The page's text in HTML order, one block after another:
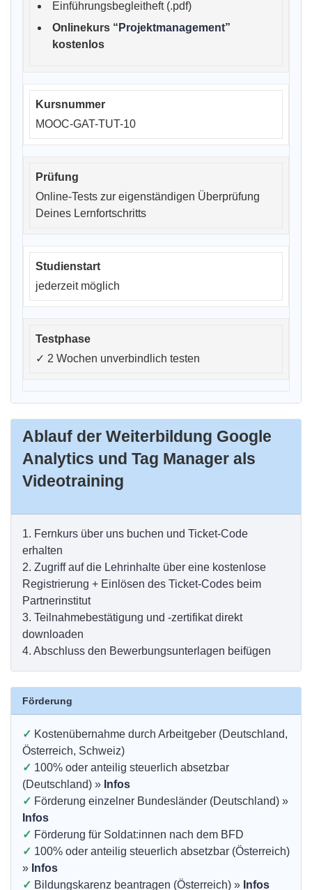
Einführungsbegleitheft (.pdf)
Onlinekurs “ Projektmanagement”
kostenlos
MOOC-GAT-TUT-10
Online-Tests zur eigenständigen Überprüfung
Deines Lernfortschritts
jederzeit möglich
✓ 2 Wochen unverbindlich testen
Ablauf der Weiterbildung Google
Analytics und Tag Manager als
Videotraining
1. Fernkurs über uns buchen und Ticket-Code
erhalten
2. Zugriff auf die Lehrinhalte über eine kostenlose
Registrierung + Einlösen des Ticket-Codes beim
Partnerinstitut
3. Teilnahmebestätigung und -zertifikat direkt
downloaden
4. Abschluss den Bewerbungsunterlagen beifügen
Förderung
✓ Kostenübernahme durch Arbeitgeber (Deutschland,
Österreich, Schweiz)
✓ 100% oder anteilig steuerlich absetzbar
(Deutschland) » Infos
✓ Förderung einzelner Bundesländer (Deutschland) »
Infos
✓ Förderung für Soldat:innen nach dem BFD
✓ 100% oder anteilig steuerlich absetzbar (Österreich)
» Infos
✓ Bildungskarenz beantragen (Österreich) » Infos